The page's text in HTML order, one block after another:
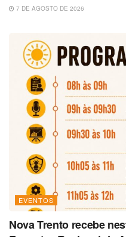
7 DE AGOSTO DE 2026
EVENTOS
Nova Trento recebe